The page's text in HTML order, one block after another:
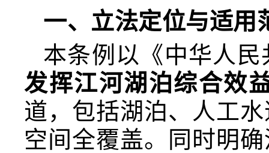
一、立法定位与适用
本条例以《中华人
发挥江河湖泊综合效
道，包括湖泊、人工
空间全覆盖。同时明